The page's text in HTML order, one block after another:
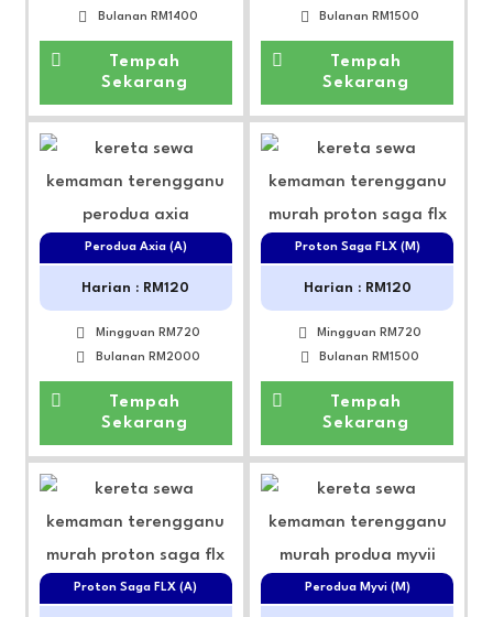
Bulanan RM1400
Tempah
Sekarang
Bulanan RM1500
Tempah
Sekarang
Perodua Axia (A)
Harian : RM120
Mingguan RM720
Bulanan RM2000
Tempah
Sekarang
Proton Saga FLX (M)
Harian : RM120
Mingguan RM720
Bulanan RM1500
Tempah
Sekarang
Proton Saga FLX (A) Perodua Myvi (M)